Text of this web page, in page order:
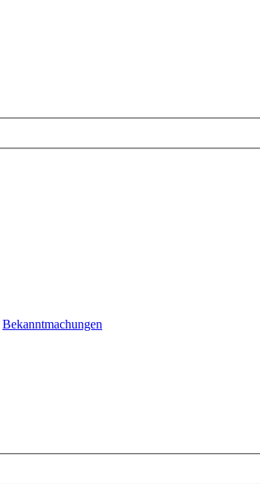
Bekanntmachungen